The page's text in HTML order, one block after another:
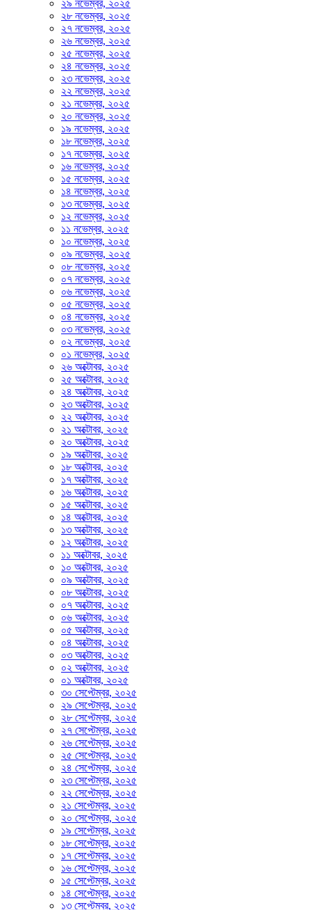
২৯ নভেম্বর, ২০২৫
২৮ নভেম্বর, ২০২৫
২৭ নভেম্বর, ২০২৫
২৬ নভেম্বর, ২০২৫
২৫ নভেম্বর, ২০২৫
২৪ নভেম্বর, ২০২৫
২৩ নভেম্বর, ২০২৫
২২ নভেম্বর, ২০২৫
২১ নভেম্বর, ২০২৫
২০ নভেম্বর, ২০২৫
১৯ নভেম্বর, ২০২৫
১৮ নভেম্বর, ২০২৫
১৭ নভেম্বর, ২০২৫
১৬ নভেম্বর, ২০২৫
১৫ নভেম্বর, ২০২৫
১৪ নভেম্বর, ২০২৫
১৩ নভেম্বর, ২০২৫
১২ নভেম্বর, ২০২৫
১১ নভেম্বর, ২০২৫
১০ নভেম্বর, ২০২৫
০৯ নভেম্বর, ২০২৫
০৮ নভেম্বর, ২০২৫
০৭ নভেম্বর, ২০২৫
০৬ নভেম্বর, ২০২৫
০৫ নভেম্বর, ২০২৫
০৪ নভেম্বর, ২০২৫
০৩ নভেম্বর, ২০২৫
০২ নভেম্বর, ২০২৫
০১ নভেম্বর, ২০২৫
২৬ অক্টোবর, ২০২৫
২৫ অক্টোবর, ২০২৫
২৪ অক্টোবর, ২০২৫
২৩ অক্টোবর, ২০২৫
২২ অক্টোবর, ২০২৫
২১ অক্টোবর, ২০২৫
২০ অক্টোবর, ২০২৫
১৯ অক্টোবর, ২০২৫
১৮ অক্টোবর, ২০২৫
১৭ অক্টোবর, ২০২৫
১৬ অক্টোবর, ২০২৫
১৫ অক্টোবর, ২০২৫
১৪ অক্টোবর, ২০২৫
১৩ অক্টোবর, ২০২৫
১২ অক্টোবর, ২০২৫
১১ অক্টোবর, ২০২৫
১০ অক্টোবর, ২০২৫
০৯ অক্টোবর, ২০২৫
০৮ অক্টোবর, ২০২৫
০৭ অক্টোবর, ২০২৫
০৬ অক্টোবর, ২০২৫
০৫ অক্টোবর, ২০২৫
০৪ অক্টোবর, ২০২৫
০৩ অক্টোবর, ২০২৫
০২ অক্টোবর, ২০২৫
০১ অক্টোবর, ২০২৫
৩০ সেপ্টেম্বর, ২০২৫
২৯ সেপ্টেম্বর, ২০২৫
২৮ সেপ্টেম্বর, ২০২৫
২৭ সেপ্টেম্বর, ২০২৫
২৬ সেপ্টেম্বর, ২০২৫
২৫ সেপ্টেম্বর, ২০২৫
২৪ সেপ্টেম্বর, ২০২৫
২৩ সেপ্টেম্বর, ২০২৫
২২ সেপ্টেম্বর, ২০২৫
২১ সেপ্টেম্বর, ২০২৫
২০ সেপ্টেম্বর, ২০২৫
১৯ সেপ্টেম্বর, ২০২৫
১৮ সেপ্টেম্বর, ২০২৫
১৭ সেপ্টেম্বর, ২০২৫
১৬ সেপ্টেম্বর, ২০২৫
১৫ সেপ্টেম্বর, ২০২৫
১৪ সেপ্টেম্বর, ২০২৫
১৩ সেপ্টেম্বর, ২০২৫